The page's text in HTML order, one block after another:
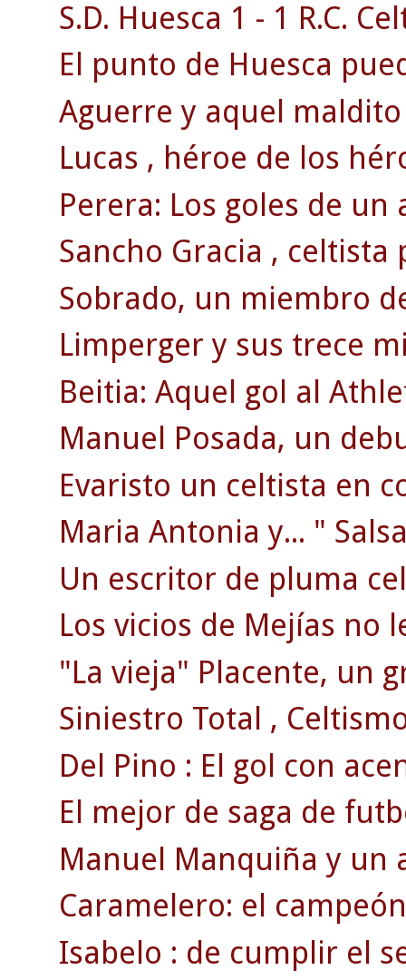
S.D. Huesca 1 - 1 R.C.
El punto de Huesca
Aguerre y aquel
Lucas , héroe de los
Perera: Los goles de un
Sancho Gracia , celtista
Sobrado, un miembro
Limperger y sus trece
Beitia: Aquel gol al
Manuel Posada, un
Evaristo un celtista en
Maria Antonia y... "
Un escritor de pluma
Los vicios de Mejías no
"La vieja" Placente, un
Siniestro Total ,
Del Pino : El gol con
El mejor de saga de
Manuel Manquiña y un
Caramelero: el
Isabelo : de cumplir el